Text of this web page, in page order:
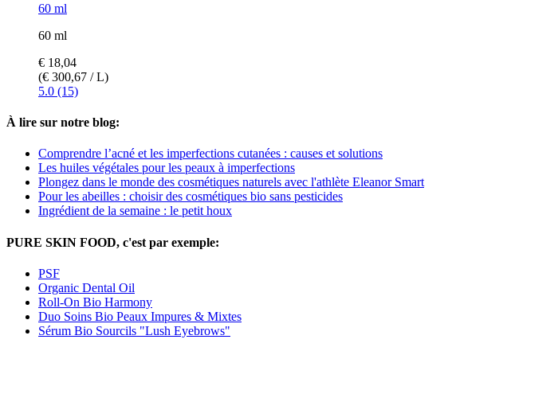
60 ml
60 ml
€ 18,04
(€ 300,67 / L)
5.0 (15)
À lire sur notre blog:
Comprendre l’acné et les imperfections cutanées : causes et solutions
Les huiles végétales pour les peaux à imperfections
Plongez dans le monde des cosmétiques naturels avec l'athlète Eleanor Smart
Pour les abeilles : choisir des cosmétiques bio sans pesticides
Ingrédient de la semaine : le petit houx
PURE SKIN FOOD, c'est par exemple:
PSF
Organic Dental Oil
Roll-On Bio Harmony
Duo Soins Bio Peaux Impures & Mixtes
Sérum Bio Sourcils "Lush Eyebrows"